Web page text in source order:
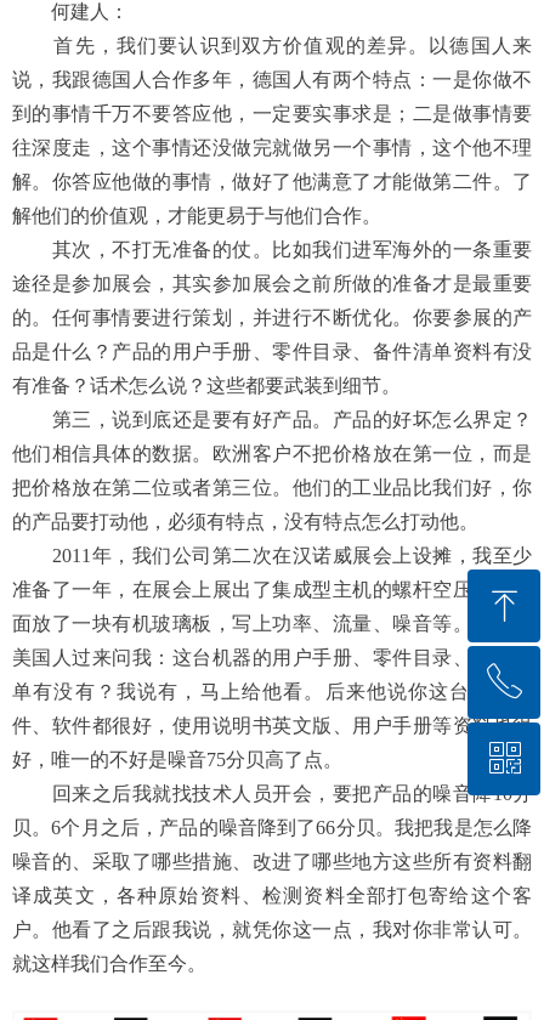
何建人：
首先，我们要认识到双方价值观的差异。以德国人来
说，我跟德国人合作多年，德国人有两个特点：一是你做不
到的事情千万不要答应他，一定要实事求是；二是做事情要
往深度走，这个事情还没做完就做另一个事情，这个他不理
解。你答应他做的事情，做好了他满意了才能做第二件。了
解他们的价值观，才能更易于与他们合作。
其次，不打无准备的仗。比如我们进军海外的一条重要
途径是参加展会，其实参加展会之前所做的准备才是最重要
的。任何事情要进行策划，并进行不断优化。你要参展的产
品是什么？产品的用户手册、零件目录、备件清单资料有没
有准备？话术怎么说？这些都要武装到细节。
第三，说到底还是要有好产品。产品的好坏怎么界定？
他们相信具体的数据。欧洲客户不把价格放在第一位，而是
把价格放在第二位或者第三位。他们的工业品比我们好，你
的产品要打动他，必须有特点，没有特点怎么打动他。
2011年，我们公司第二次在汉诺威展会上设摊，我至少
准备了一年，在展会上展出了集成型主机的螺杆空压机，上
面放了一块有机玻璃板，写上功率、流量、噪音等。有一个
美国人过来问我：这台机器的用户手册、零件目录、备件清
单有没有？我说有，马上给他看。后来他说你这台机器硬
件、软件都很好，使用说明书英文版、用户手册等资料也很
好，唯一的不好是噪音75分贝高了点。
回来之后我就找技术人员开会，要把产品的噪音降10分
贝。6个月之后，产品的噪音降到了66分贝。我把我是怎么降
噪音的、采取了哪些措施、改进了哪些地方这些所有资料翻
译成英文，各种原始资料、检测资料全部打包寄给这个客
户。他看了之后跟我说，就凭你这一点，我对你非常认可。
就这样我们合作至今。
ꁸ
回到顶部
ꂅ
400-885-0799
ꀥ
微信二维码